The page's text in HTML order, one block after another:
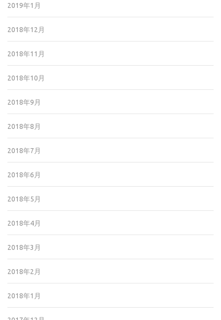
2019年1月
2018年12月
2018年11月
2018年10月
2018年9月
2018年8月
2018年7月
2018年6月
2018年5月
2018年4月
2018年3月
2018年2月
2018年1月